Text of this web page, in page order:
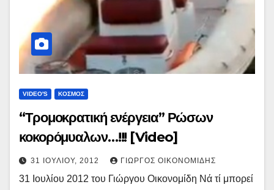
VIDEO'S ΚΟΣΜΟΣ
“Τρομοκρατική ενέργεια” Ρώσων
κοκορόμυαλων…!!! [Video]
31 ΙΟΥΛΊΟΥ, 2012 ΓΙΏΡΓΟΣ ΟΙΚΟΝΟΜΊΔΗΣ
31 Ιουλίου 2012 του Γιώργου Οικονομίδη Νά τί μπορεί